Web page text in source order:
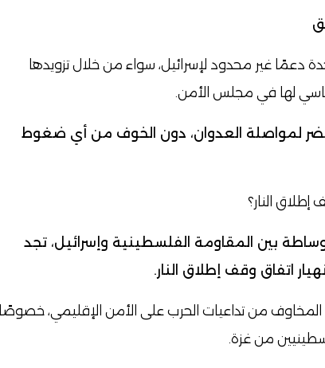
دعمًا غير محدود لإسرائيل، سواء من خلال تزويدها
لها في مجلس الأمن.
لمواصلة العدوان، دون الخوف من أي ضغوط
النار؟
بين المقاومة الفلسطينية وإسرائيل، تجد
اتفاق وقف إطلاق النار.
المخاوف من تداعيات الحرب على الأمن الإقليمي، خصوصًا
من غزة.